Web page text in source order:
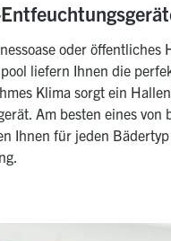
oder öffentliches
liefern Ihnen die
Klima sorgt ein
Am besten eines von
Ihnen für jeden